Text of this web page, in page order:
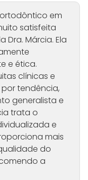
em
satisfeita
Márcia. Ela
e ética.
clínicas e
tendência,
generalista e
trata o
e
mais
do
a